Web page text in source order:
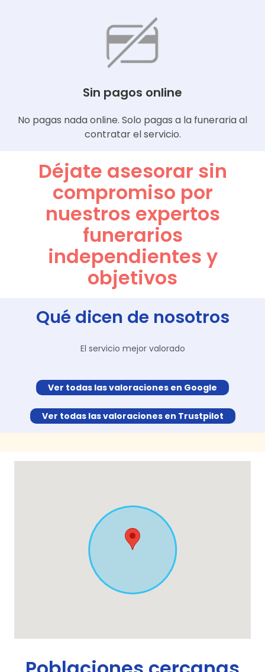
Sin pagos online
No pagas nada online. Solo pagas a la funeraria al
contratar el servicio.
Déjate asesorar sin
compromiso por
nuestros expertos
funerarios
independientes y
objetivos
Qué dicen de nosotros
El servicio mejor valorado
Ver todas las valoraciones en Google
Ver todas las valoraciones en Trustpilot